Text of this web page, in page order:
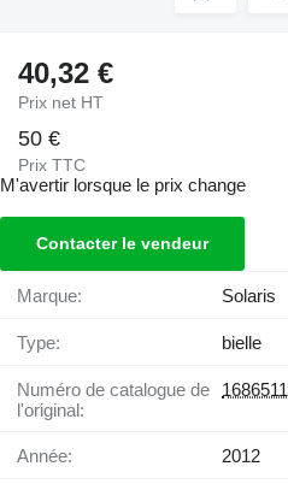
40,32 €
Prix net HT
50 €
Prix TTC
M'avertir lorsque le prix change
Contacter le vendeur
Marque: Solaris
Type: bielle
Numéro de catalogue de
l'original:
1686511
Année: 2012